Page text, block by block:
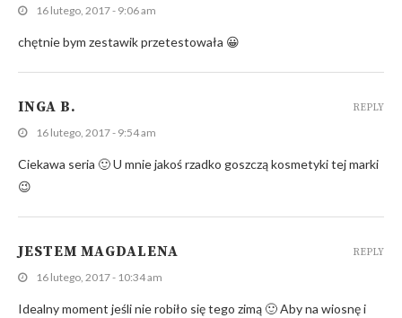
16 lutego, 2017 - 9:06 am
chętnie bym zestawik przetestowała 😀
INGA B.
16 lutego, 2017 - 9:54 am
Ciekawa seria 🙂 U mnie jakoś rzadko goszczą kosmetyki tej marki
😉
REPLY
JESTEM MAGDALENA
16 lutego, 2017 - 10:34 am
Idealny moment jeśli nie robiło się tego zimą 🙂 Aby na wiosnę i
REPLY